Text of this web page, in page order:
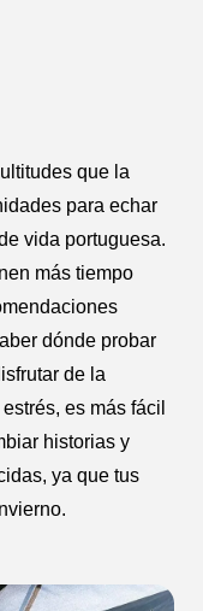
que la
para echar
vida portuguesa.
más tiempo
dónde probar
de la
es más fácil
historias y
ya que tus